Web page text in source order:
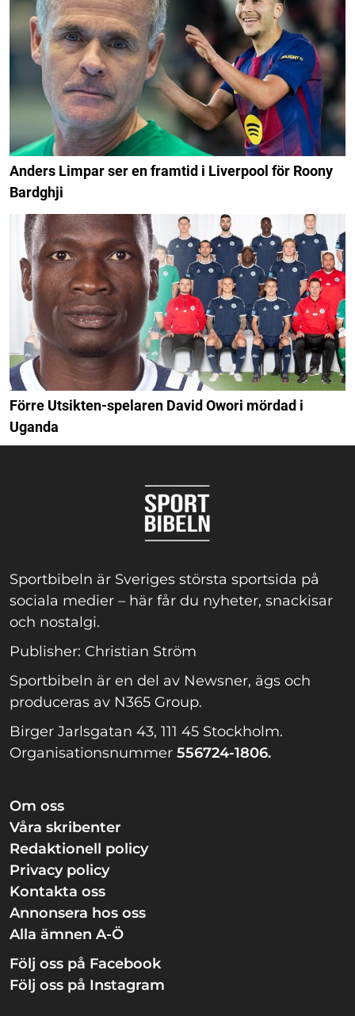
Anders Limpar ser en framtid i Liverpool för Roony
Bardghji
Förre Utsikten-spelaren David Owori mördad i
Uganda
Sportbibeln är Sveriges största sportsida på
sociala medier – här får du nyheter, snackisar
och nostalgi.
Publisher: Christian Ström
Sportbibeln är en del av Newsner, ägs och
produceras av N365 Group.
Birger Jarlsgatan 43, 111 45 Stockholm.
Organisationsnummer 556724-1806.
Om oss
Våra skribenter
Redaktionell policy
Privacy policy
Kontakta oss
Annonsera hos oss
Alla ämnen A-Ö
Följ oss på Facebook
Följ oss på Instagram